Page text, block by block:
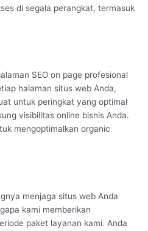
di segala perangkat, termasuk
SEO on page profesional
halaman situs web Anda,
untuk peringkat yang optimal
visibilitas online bisnis Anda.
mengoptimalkan organic
menjaga situs web Anda
kami memberikan
paket layanan kami. Anda